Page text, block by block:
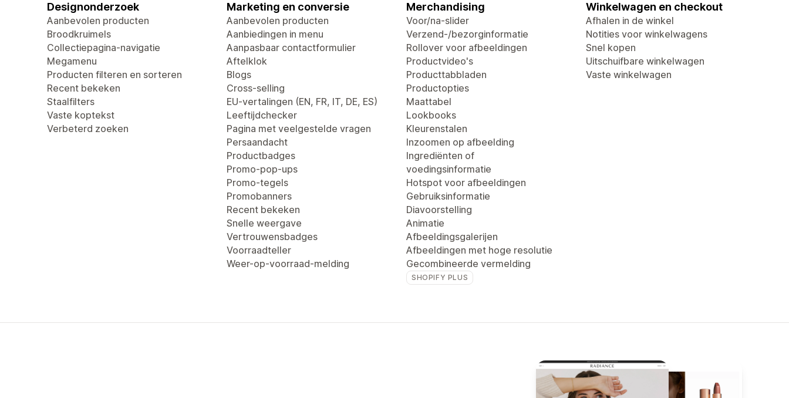
Designonderzoek
Aanbevolen producten
Broodkruimels
Collectiepagina-navigatie
Megamenu
Producten filteren en sorteren
Recent bekeken
Staalfilters
Vaste koptekst
Verbeterd zoeken
Marketing en conversie
Aanbevolen producten
Aanbiedingen in menu
Aanpasbaar contactformulier
Aftelklok
Blogs
Cross-selling
EU-vertalingen (EN, FR, IT, DE, ES)
Leeftijdchecker
Pagina met veelgestelde vragen
Persaandacht
Productbadges
Promo-pop-ups
Promo-tegels
Promobanners
Recent bekeken
Snelle weergave
Vertrouwensbadges
Voorraadteller
Weer-op-voorraad-melding
Merchandising
Voor/na-slider
Verzend-/bezorginformatie
Rollover voor afbeeldingen
Productvideo's
Producttabbladen
Productopties
Maattabel
Lookbooks
Kleurenstalen
Inzoomen op afbeelding
Ingrediënten of
voedingsinformatie
Hotspot voor afbeeldingen
Gebruiksinformatie
Diavoorstelling
Animatie
Afbeeldingsgalerijen
Afbeeldingen met hoge resolutie
Gecombineerde vermelding
SHOPIFY PLUS
Winkelwagen en checkout
Afhalen in de winkel
Notities voor winkelwagens
Snel kopen
Uitschuifbare winkelwagen
Vaste winkelwagen